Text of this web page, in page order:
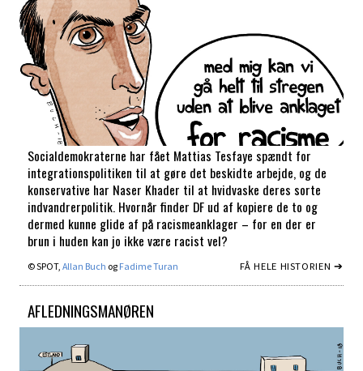
Socialdemokraterne har fået Mattias Tesfaye spændt for
integrationspolitiken til at gøre det beskidte arbejde, og de
konservative har Naser Khader til at hvidvaske deres sorte
indvandrerpolitik. Hvornår finder DF ud af kopiere de to og
dermed kunne glide af på racismeanklager – for en der er
brun i huden kan jo ikke være racist vel?
FÅ HELE HISTORIEN ➔
© SPOT,Allan Buch og Fadime Turan
AFLEDNINGSMANØREN